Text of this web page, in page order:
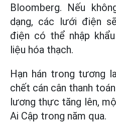
Bloomberg. Nếu
dạng, các lưới điện
điện có thể nhập
liệu hóa thạch.
Hạn hán trong tương
chết cán cân thanh
lương thực tăng lên,
Ai Cập trong năm qua.